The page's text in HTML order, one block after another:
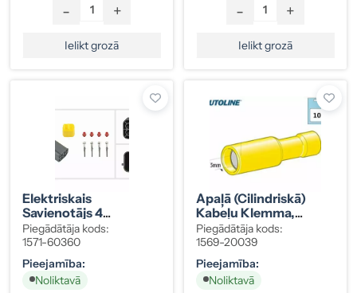
- +
Ielikt grozā
- +
Ielikt grozā
Elektriskais
Savienotājs 4
Kontaktu, 1 Gab (1571-
60360)
Piegādātāja kods:
1571-60360
Pieejamība:
Noliktavā
Apaļā (cilindriskā)
Kabeļu Klemma,
Mātīte, Dzeltena, 5
Mm, 10 Gab.
Piegādātāja kods:
1569-20039
Pieejamība:
Noliktavā